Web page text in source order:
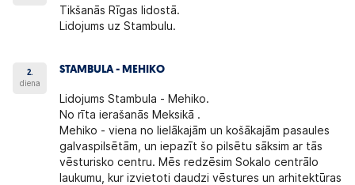
Tikšanās Rīgas lidostā.
Lidojums uz Stambulu.
2.
diena
STAMBULA - MEHIKO
Lidojums Stambula - Mehiko.
No rīta ierašanās Meksikā .
Mehiko - viena no lielākajām un košākajām pasaules
galvaspilsētām, un iepazīt šo pilsētu sāksim ar tās
vēsturisko centru. Mēs redzēsim Sokalo centrālo
laukumu, kur izvietoti daudzi vēstures un arhitektūras